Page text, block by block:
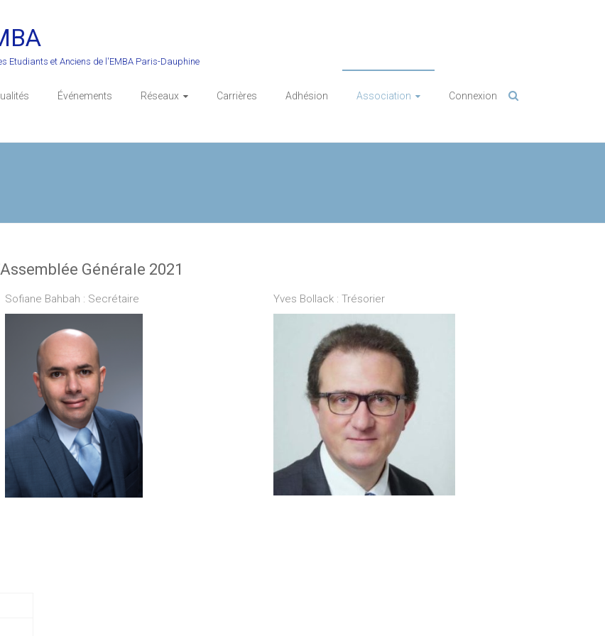
Etudiants et Anciens de l'EMBA Paris-Dauphine
Événements Réseaux Carrières Adhésion Association Connexion
Générale 2021
Sofiane Bahbah : Secrétaire Yves Bollack : Trésorier